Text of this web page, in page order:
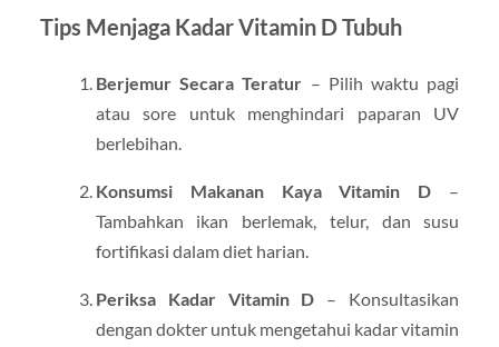
Tips Menjaga Kadar Vitamin D Tubuh
Berjemur Secara Teratur – Pilih waktu pagi
atau sore untuk menghindari paparan UV
berlebihan.
Konsumsi Makanan Kaya Vitamin D –
Tambahkan ikan berlemak, telur, dan susu
fortifikasi dalam diet harian.
Periksa Kadar Vitamin D – Konsultasikan
dengan dokter untuk mengetahui kadar vitamin